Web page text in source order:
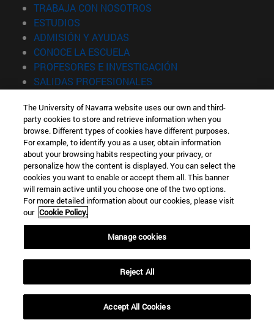
TRABAJA CON NOSOTROS
ESTUDIOS
ADMISIÓN Y AYUDAS
CONOCE LA ESCUELA(abre en nueva ventana)
PROFESORES E INVESTIGACIÓN
SALIDAS PROFESIONALES
Información
TFNO +34 943 21 98 77
¿QUÉ GRADO TE INTERESA?
¿QUÉ MÁSTER TE INTERESA?
© Universidad de Navarra
Información legal
Accesibilidad
Configuración de cookies
Localizador de campus
The University of Navarra website uses our own and third-
party cookies to store and retrieve information when you
browse. Different types of cookies have different purposes.
For example, to identify you as a user, obtain information
about your browsing habits respecting your privacy, or
personalize how the content is displayed. You can select the
cookies you want to enable or accept them all. This banner
will remain active until you choose one of the two options.
For more detailed information about our cookies, please visit
our Cookie Policy.
Manage cookies
Reject All
Accept All Cookies